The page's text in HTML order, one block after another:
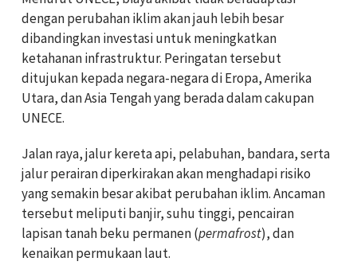
dengan perubahan iklim akan jauh lebih besar
dibandingkan investasi untuk meningkatkan
ketahanan infrastruktur. Peringatan tersebut
ditujukan kepada negara-negara di Eropa, Amerika
Utara, dan Asia Tengah yang berada dalam cakupan
UNECE.
Jalan raya, jalur kereta api, pelabuhan, bandara, serta
jalur perairan diperkirakan akan menghadapi risiko
yang semakin besar akibat perubahan iklim. Ancaman
tersebut meliputi banjir, suhu tinggi, pencairan
lapisan tanah beku permanen (permafrost), dan
kenaikan permukaan laut.